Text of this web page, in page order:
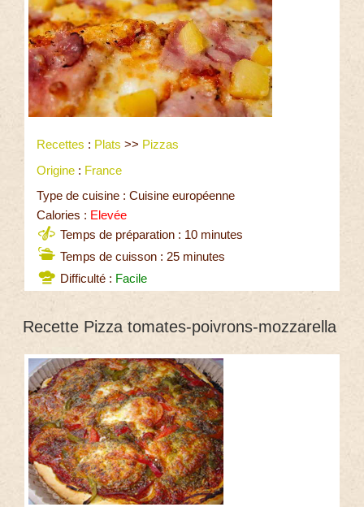
Recettes : Plats >> Pizzas
Origine : France
Type de cuisine : Cuisine européenne
Calories : Elevée
Temps de préparation : 10 minutes
Temps de cuisson : 25 minutes
Difficulté : Facile
Recette Pizza tomates-poivrons-mozzarella